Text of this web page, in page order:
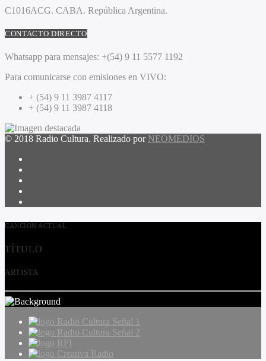
C1016ACG. CABA. República Argentina.
CONTACTO DIRECTO
Whatsapp para mensajes: +(54) 9 11 5577 1192
Para comunicarse con emisiones en VIVO:
+ (54) 9 11 3987 4117
+ (54) 9 11 3987 4118
© 2018 Radio Cultura. Realizado por NEOMEDIOS
CANCIÓN ACTUAL
TÍTULO
ARTISTA
Radio Cultura Señal 1
Radio Cultura Señal 2
RFI
Creativa Radio